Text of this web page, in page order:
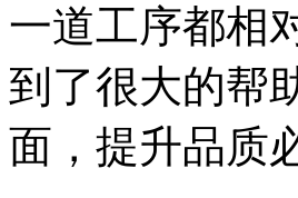
一道工序都相
到了很大的帮
面，提升品质